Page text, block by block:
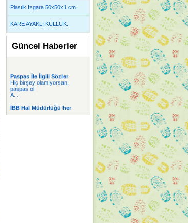
Plastik Izgara 50x50x1 cm..
KARE AYAKLI KÜLLÜK..
Güncel Haberler
Paspas İle İlgili Sözler
Hiç birşey olamıyorsan,
paspas ol.
A...
İBB Hal Müdürlüğü her
yazıhanede 2 Plast
İBB Hal Müdürlüğü her